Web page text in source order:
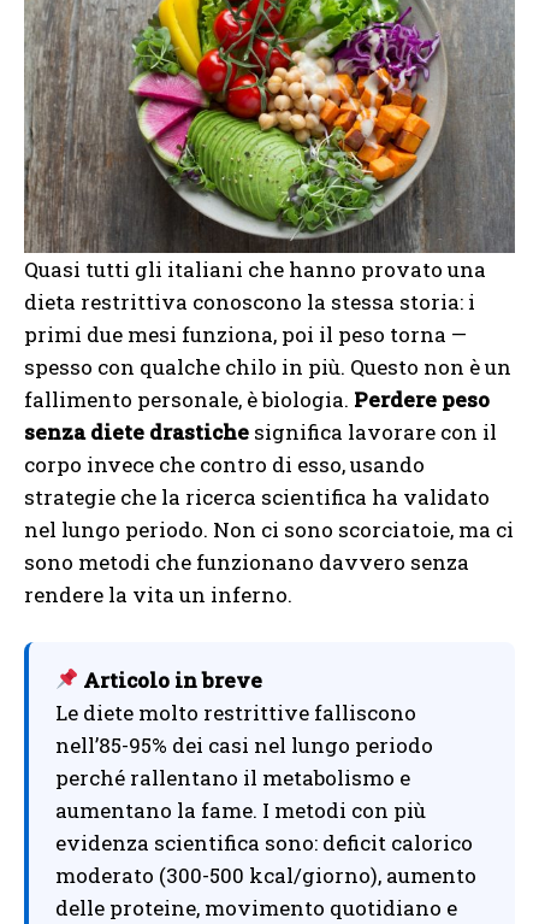
Quasi tutti gli italiani che hanno provato una
dieta restrittiva conoscono la stessa storia: i
primi due mesi funziona, poi il peso torna —
spesso con qualche chilo in più. Questo non è un
fallimento personale, è biologia. Perdere peso
senza diete drastiche significa lavorare con il
corpo invece che contro di esso, usando
strategie che la ricerca scientifica ha validato
nel lungo periodo. Non ci sono scorciatoie, ma ci
sono metodi che funzionano davvero senza
rendere la vita un inferno.
Articolo in breve
Le diete molto restrittive falliscono
nell’85-95% dei casi nel lungo periodo
perché rallentano il metabolismo e
aumentano la fame. I metodi con più
evidenza scientifica sono: deficit calorico
moderato (300-500 kcal/giorno), aumento
delle proteine, movimento quotidiano e